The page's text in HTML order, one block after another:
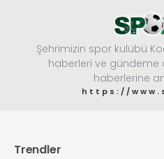
Şehrimizin spor kulübü
haberleri ve gündeme
haberlerine
https://
Trendler